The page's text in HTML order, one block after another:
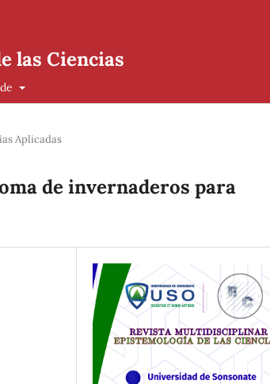
las Ciencias
Aplicadas
de invernaderos para